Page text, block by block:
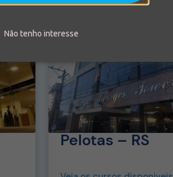
Não tenho interesse
Pelotas – RS